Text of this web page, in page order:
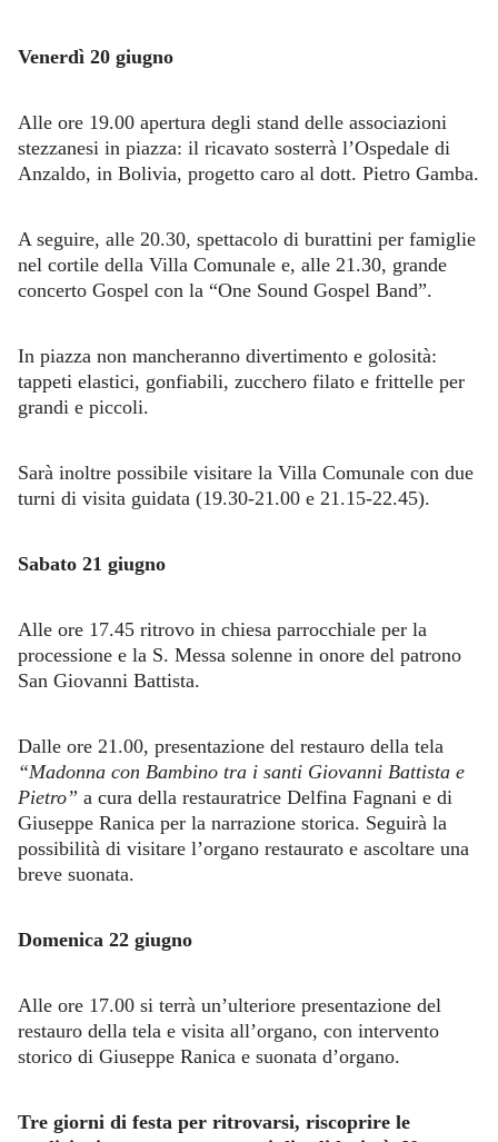
Venerdì 20 giugno
Alle ore 19.00 apertura degli stand delle associazioni
stezzanesi in piazza: il ricavato sosterrà l’Ospedale di
Anzaldo, in Bolivia, progetto caro al dott. Pietro Gamba.
A seguire, alle 20.30, spettacolo di burattini per famiglie
nel cortile della Villa Comunale e, alle 21.30, grande
concerto Gospel con la “One Sound Gospel Band”.
In piazza non mancheranno divertimento e golosità:
tappeti elastici, gonfiabili, zucchero filato e frittelle per
grandi e piccoli.
Sarà inoltre possibile visitare la Villa Comunale con due
turni di visita guidata (19.30-21.00 e 21.15-22.45).
Sabato 21 giugno
Alle ore 17.45 ritrovo in chiesa parrocchiale per la
processione e la S. Messa solenne in onore del patrono
San Giovanni Battista.
Dalle ore 21.00, presentazione del restauro della tela
“Madonna con Bambino tra i santi Giovanni Battista e
Pietro” a cura della restauratrice Delfina Fagnani e di
Giuseppe Ranica per la narrazione storica. Seguirà la
possibilità di visitare l’organo restaurato e ascoltare una
breve suonata.
Domenica 22 giugno
Alle ore 17.00 si terrà un’ulteriore presentazione del
restauro della tela e visita all’organo, con intervento
storico di Giuseppe Ranica e suonata d’organo.
Tre giorni di festa per ritrovarsi, riscoprire le